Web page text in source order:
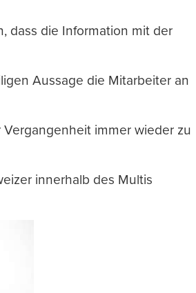
dass die Information mit der
Aussage die Mitarbeiter an
immer wieder zu
innerhalb des Multis